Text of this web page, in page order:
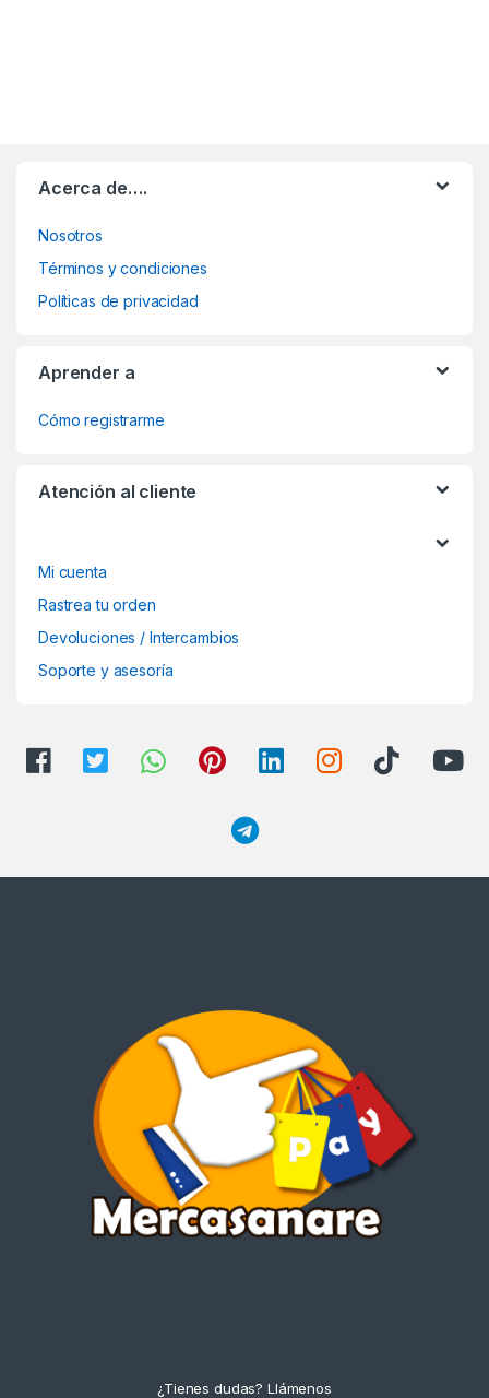
Acerca de….
Nosotros
Términos y condiciones
Políticas de privacidad
Aprender a
Cómo registrarme
Atención al cliente
Mi cuenta
Rastrea tu orden
Devoluciones / Intercambios
Soporte y asesoría
¿Tienes dudas? Llámenos